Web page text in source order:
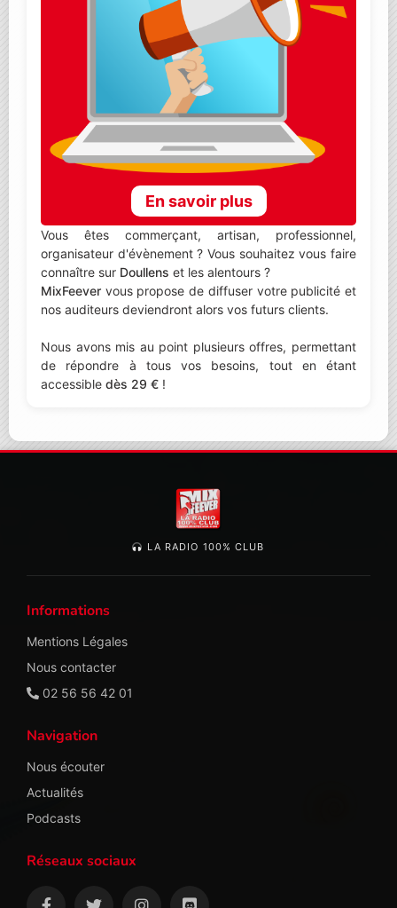
En savoir plus
Vous êtes commerçant, artisan, professionnel,
organisateur d'évènement ? Vous souhaitez vous faire
connaître sur Doullens et les alentours ?
MixFeever vous propose de diffuser votre publicité et
nos auditeurs deviendront alors vos futurs clients.
Nous avons mis au point plusieurs offres, permettant
de répondre à tous vos besoins, tout en étant
accessible dès 29 € !
LA RADIO 100% CLUB
Informations
Mentions Légales
Nous contacter
02 56 56 42 01
Navigation
Nous écouter
Actualités
Podcasts
Réseaux sociaux